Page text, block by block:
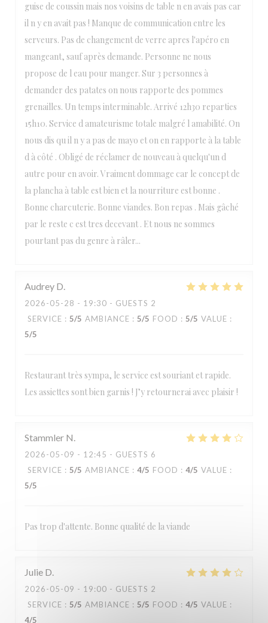
guise de coussin mais nos voisins de table n en avais pas car
il n y en avait pas ! Manque de communication entre les
serveurs. Pas de changement de verre apres l'apéro en
mangeant, sauf après demande. Personne ne nous
propose de l eau pour manger. Sur 3 personnes à
demander des patates on nous rapporte des pommes
grenailles. Un temps interminable. Arrivé 12h30 reparties
15h10. Service d amateurisme totale malgré l amabilité. On
nous dis qu il n y a pas de mayo et on en rapporte à la table
d à côté . Obligé de réclamer de nouveau à quelqu'un d
autre pour en avoir. Vraiment dommage car le concept de
la plancha à table est bien et la nourriture est bonne .
Bonne charcuterie. Bonne viandes. Bon repas . Mais gâché
par le reste c est tres decevant . Et nous ne sommes
pourtant pas du genre à râler...
Audrey D
2026-05-28 - 19:30 - GUESTS 2
SERVICE : 5/5 AMBIANCE : 5/5 FOOD : 5/5 VALUE :
5/5
Restaurant très sympa, le service est souriant et rapide.
Les assiettes sont bien garnis ! J’y retournerai avec plaisir !
Stammler N
2026-05-09 - 12:45 - GUESTS 6
SERVICE : 5/5 AMBIANCE : 4/5 FOOD : 4/5 VALUE :
5/5
Pas trop d'attente. Bonne qualité de la viande
Julie D
2026-05-09 - 19:00 - GUESTS 2
SERVICE : 5/5 AMBIANCE : 5/5 FOOD : 4/5 VALUE :
4/5